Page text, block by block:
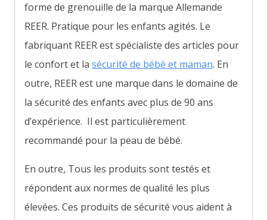
forme de grenouille de la marque Allemande
REER. Pratique pour les enfants agités. Le
fabriquant REER est spécialiste des articles pour
le confort et la sécurité de bébé et maman. En
outre, REER est une marque dans le domaine de
la sécurité des enfants avec plus de 90 ans
d’expérience. Il est particulièrement
recommandé pour la peau de bébé.
En outre, Tous les produits sont testés et
répondent aux normes de qualité les plus
élevées. Ces produits de sécurité vous aident à